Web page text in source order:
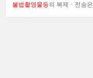
불법촬영물등의 복제ㆍ전송은